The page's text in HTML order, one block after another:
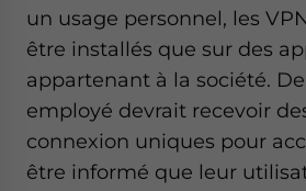
un usage personnel, les
être installés que sur des
appartenant à la société.
employé devrait recevoir
connexion uniques pour
être informé que leur